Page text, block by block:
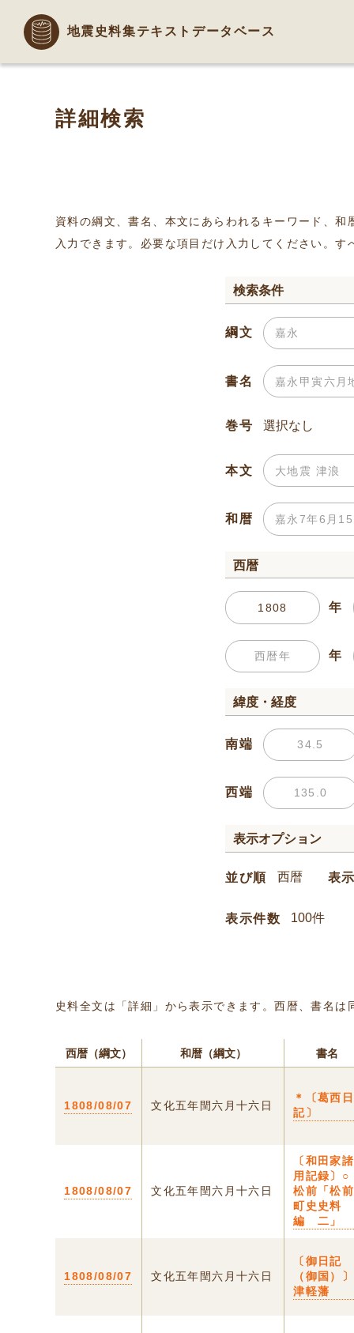
地震史料集テキストデータベース
詳細検索
資料の綱文、書名、本文にあらわれるキーワード、
入力できます。必要な項目だけ入力してください。
検索条件
綱文
書名
巻号
本文
和暦
西暦
年
年
緯度・経度
南端
西端
表示オプション
並び順 表
表示件数
史料全文は「詳細」から表示できます。西暦、書名
西暦（綱文） 和暦（綱文） 書名
1808/08/07 文化五年閏六月十六日
＊〔葛西日
記〕
1808/08/07 文化五年閏六月十六日
〔和田家諸
用記録〕○
松前「松前
町史史料
編 二」
1808/08/07 文化五年閏六月十六日
〔御日記
（御国）〕
津軽藩